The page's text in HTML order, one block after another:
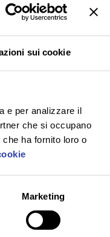
sui cookie
e per analizzare il
che si occupano
ha fornito loro o
Marketing
del settore
strategie e
degli attrezzi